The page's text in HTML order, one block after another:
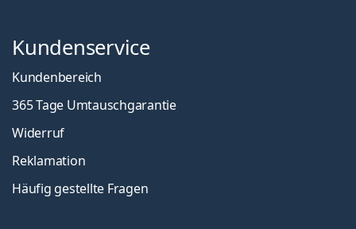
Kundenservice
Kundenbereich
365 Tage Umtauschgarantie
Widerruf
Reklamation
Häufig gestellte Fragen